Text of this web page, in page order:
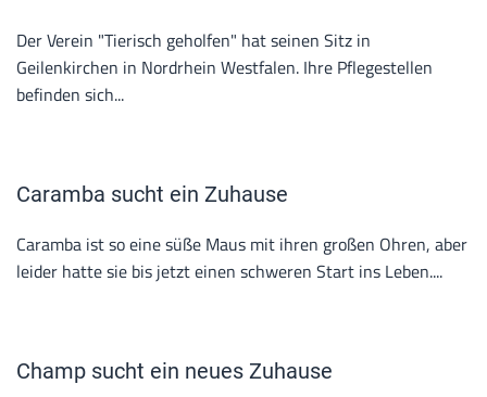
Der Verein "Tierisch geholfen" hat seinen Sitz in
Geilenkirchen in Nordrhein Westfalen. Ihre Pflegestellen
befinden sich...
Caramba sucht ein Zuhause
Caramba ist so eine süße Maus mit ihren großen Ohren, aber
leider hatte sie bis jetzt einen schweren Start ins Leben....
Champ sucht ein neues Zuhause